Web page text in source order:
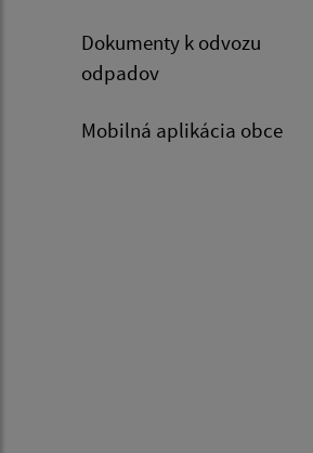
Dokumenty k odvozu
odpadov
Mobilná aplikácia obce